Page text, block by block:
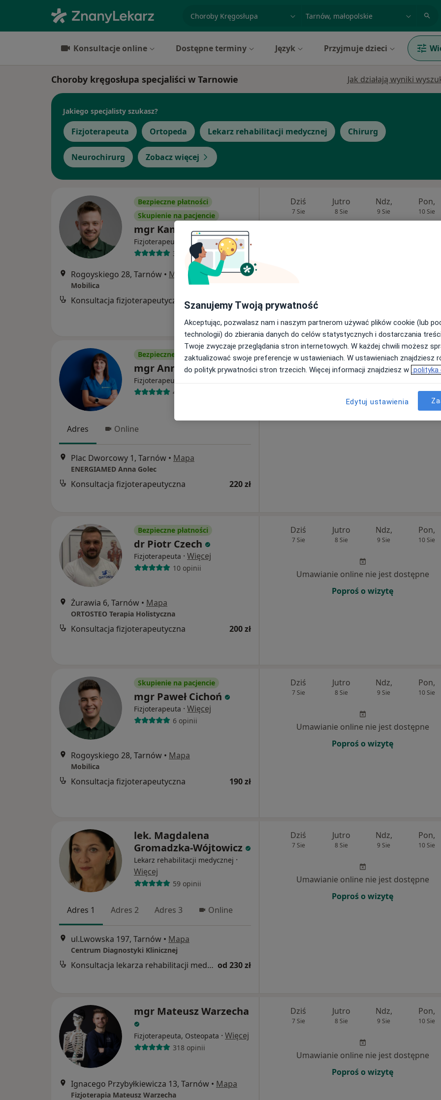
miasto lub dzielnica
Konsultacje online Dostępne terminy Język Przyjmuje dzieci
Choroby kręgosłupa specjaliści w Tarnowie Jak działają wyniki
Jakiego specjalisty szukasz?
Fizjoterapeuta Ortopeda Lekarz rehabilitacji medycznej Chirurg
Neurochirurg Zobacz więcej
Bezpieczne płatności
Skupienie na pacjencie
mgr Kamil Burnagiel
Fizjoterapeuta Więcej
35 opinii
Rogoyskiego 28, Tarnów • Mapa
Mobilica
Konsultacja fizjoterapeutyczna 190 zł
Dziś
7 Sie
Jutro
8 Sie
Ndz,
9 Sie
Pon,
10 Sie
Bezpieczne płatności
mgr Anna Golec
Fizjoterapeuta
40 opinii
Adres Online
Plac Dworcowy 1, Tarnów • Mapa
ENERGIAMED Anna Golec
Konsultacja fizjoterapeutyczna 220 zł
Dziś Jutro Ndz, Pon,
10 Sie
Umawianie online nie jest dostępne
Bezpieczne płatności
dr Piotr Czech
Fizjoterapeuta · Więcej
10 opinii
Żurawia 6, Tarnów • Mapa
ORTOSTEO Terapia Holistyczna
Konsultacja fizjoterapeutyczna 200 zł
Dziś
7 Sie
Jutro
8 Sie
Ndz,
9 Sie
Pon,
10 Sie
Umawianie online nie jest dostępne
Poproś o wizytę
Skupienie na pacjencie
mgr Paweł Cichoń
Fizjoterapeuta · Więcej
6 opinii
Rogoyskiego 28, Tarnów • Mapa
Mobilica
Konsultacja fizjoterapeutyczna 190 zł
Dziś
7 Sie
Jutro
8 Sie
Ndz,
9 Sie
Pon,
10 Sie
Umawianie online nie jest dostępne
Poproś o wizytę
lek. Magdalena
Gromadzka-Wójtowicz
Lekarz rehabilitacji medycznej ·
Więcej
59 opinii
Adres 1 Adres 2 Adres 3 Online
ul.Lwowska 197, Tarnów • Mapa
Centrum Diagnostyki Klinicznej
Konsultacja lekarza rehabilitacji medycznej od 230 zł
Dziś
7 Sie
Jutro
8 Sie
Ndz,
9 Sie
Pon,
10 Sie
Umawianie online nie jest dostępne
Poproś o wizytę
mgr Mateusz Warzecha
Fizjoterapeuta, Osteopata · Więcej
318 opinii
Ignacego Przybyłkiewicza 13, Tarnów • Mapa
Fizjoterapia Mateusz Warzecha
Dziś
7 Sie
Jutro
8 Sie
Ndz,
9 Sie
Pon,
10 Sie
Umawianie online nie jest dostępne
Poproś o wizytę
Szanujemy Twoją prywatność
Akceptując, pozwalasz nam i naszym partnerom używać plików cookie (lub
technologii) do zbierania danych do celów statystycznych i dostarczania
Twoje zwyczaje przeglądania stron internetowych. W każdej chwili możesz
zaktualizować swoje preferencje w ustawieniach. W ustawieniach znajdziesz
do polityk prywatności stron trzecich. Więcej informacji znajdziesz w polityka
Edytuj ustawienia